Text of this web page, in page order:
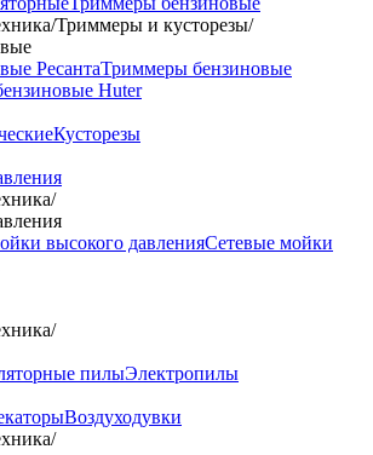
/Триммеры и кусторезы/
РесантаТриммеры бензиновые
Huter
Кусторезы
/
высокого давленияСетевые мойки
/
пилыЭлектропилы
Воздуходувки
/